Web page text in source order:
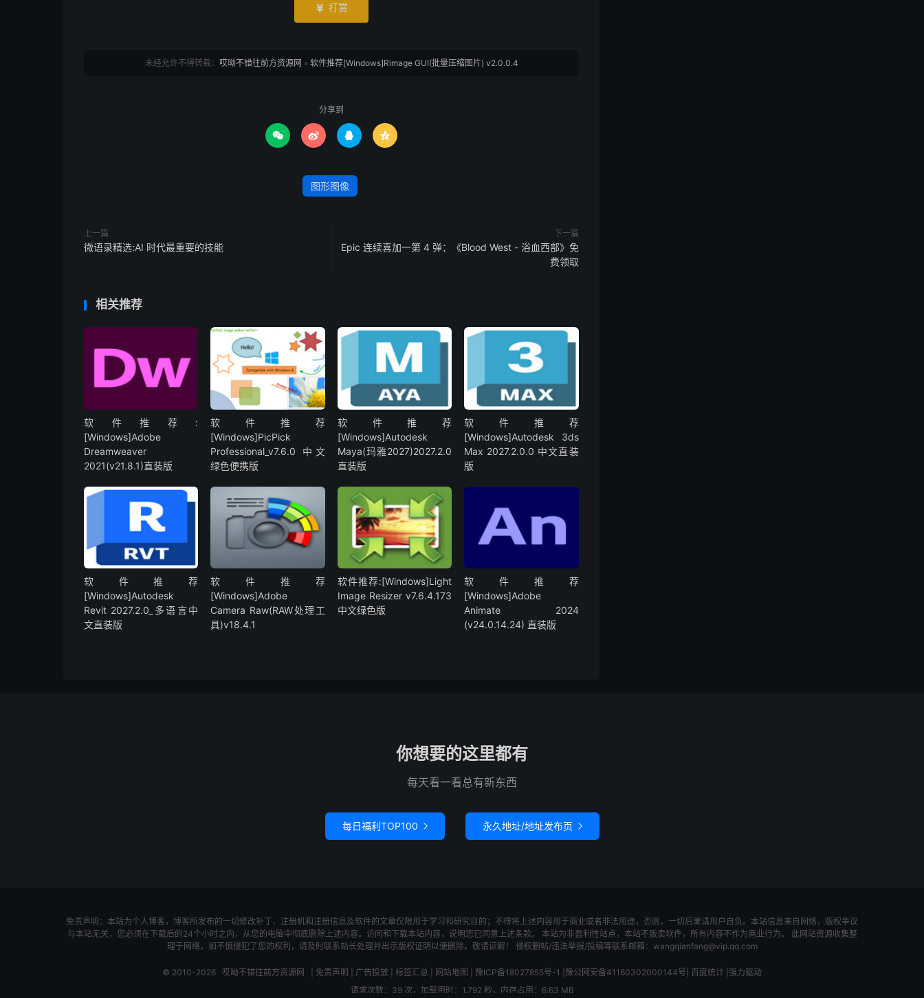
 打赏
未经允许不得转载： 哎呦不错往前方资源网 » 软件推荐[Windows]Rimage GUI(批量压缩图片) v2.0.0.4
分享到
   
图形图像
上一篇
微语录精选:AI 时代最重要的技能
下一篇
Epic 连续喜加一第 4 弹：《Blood West - 浴血西部》免
费领取
相关推荐
软件推荐:
[Windows]Adobe
Dreamweaver
2021(v21.8.1)直装版
软件推荐
[Windows]PicPick
Professional_v7.6.0 中文
绿色便携版
软件推荐
[Windows]Autodesk
Maya(玛雅2027)2027.2.0
直装版
软件推荐
[Windows]Autodesk 3ds
Max 2027.2.0.0 中文直装
版
软件推荐
[Windows]Autodesk
Revit 2027.2.0_多语言中
文直装版
软件推荐
[Windows]Adobe
Camera Raw(RAW处理工
具)v18.4.1
软件推荐:[Windows]Light
Image Resizer v7.6.4.173
中文绿色版
软件推荐
[Windows]Adobe
Animate 2024
(v24.0.14.24) 直装版
你想要的这里都有
每天看一看总有新东西
每日福利TOP100  永久地址/地址发布页 
免责声明：本站为个人博客，博客所发布的一切修改补丁、注册机和注册信息及软件的文章仅限用于学习和研究目的；不得将上述内容用于商业或者非法用途，否则，一切后果请用户自负。本站信息来自网络，版权争议
与本站无关，您必须在下载后的24个小时之内，从您的电脑中彻底删除上述内容。访问和下载本站内容，说明您已同意上述条款。 本站为非盈利性站点，本站不贩卖软件，所有内容不作为商业行为。 此网站资源收集整
理于网络，如不慎侵犯了您的权利，请及时联系站长处理并出示版权证明以便删除。敬请谅解！ 侵权删帖/违法举报/投稿等联系邮箱：wangqianfang@vip.qq.com
© 2010-2026 哎呦不错往前方资源网 免责声明 广告投放 标签汇总 网站地图 豫ICP备18027855号-1 豫公网安备41160302000144号 百度统计 强力驱动
请求次数：39 次，加载用时：1.792 秒，内存占用：6.63 MB